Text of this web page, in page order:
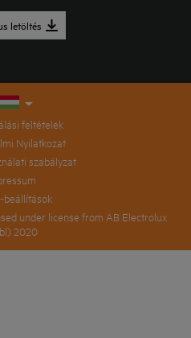
letöltés
feltételek
Nyilatkozat
szabályzat
beállítások
under license from AB Electrolux
2020